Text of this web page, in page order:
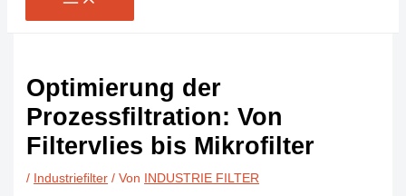
Optimierung der
Prozessfiltration: Von
Filtervlies bis Mikrofilter
/ Industriefilter / Von INDUSTRIE FILTER